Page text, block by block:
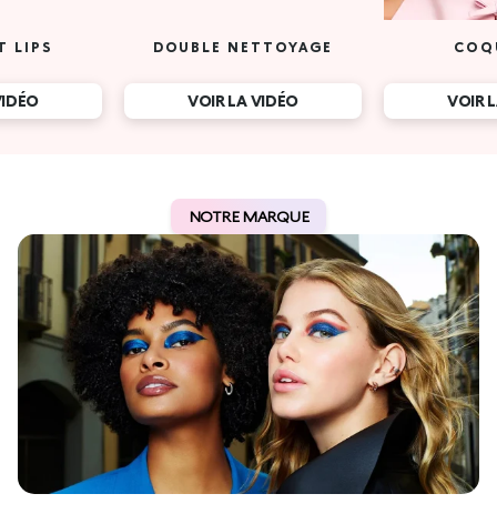
LIPS DOUBLE NETTOYAGE
VOIR LA VIDÉO VOIR
NOTRE MARQUE